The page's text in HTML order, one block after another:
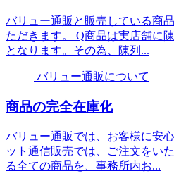
バリュー通販と販売している商
ただきます。 Q商品は実店舗に
となります。その為、陳列...
バリュー通販について
商品の完全在庫化
バリュー通販では、お客様に安
ット通信販売では、ご注文をい
る全ての商品を、事務所内お...